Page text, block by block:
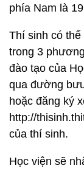
phía Nam là
Thí sinh có
trong 3
đào tạo của
qua đường
hoặc đăng ký
http://
của thí sinh.
Học viện sẽ